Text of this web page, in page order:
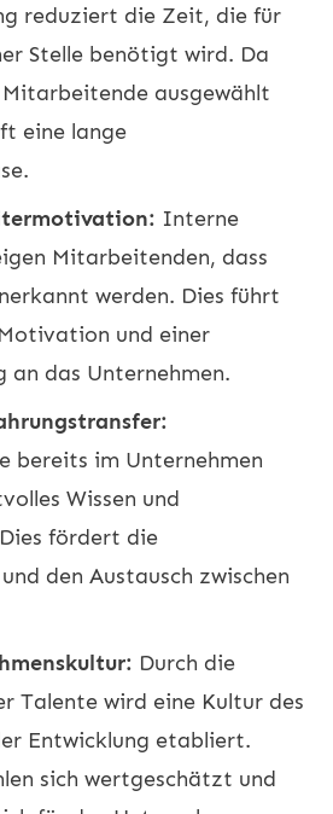
reduziert die Zeit, die für
Stelle benötigt wird. Da
ausgewählt
eine lange
Interne
Mitarbeitenden, dass
werden. Dies führt
und einer
an das Unternehmen.
bereits im Unternehmen
Wissen und
fördert die
den Austausch zwischen
Durch die
Talente wird eine Kultur des
Entwicklung etabliert.
sich wertgeschätzt und